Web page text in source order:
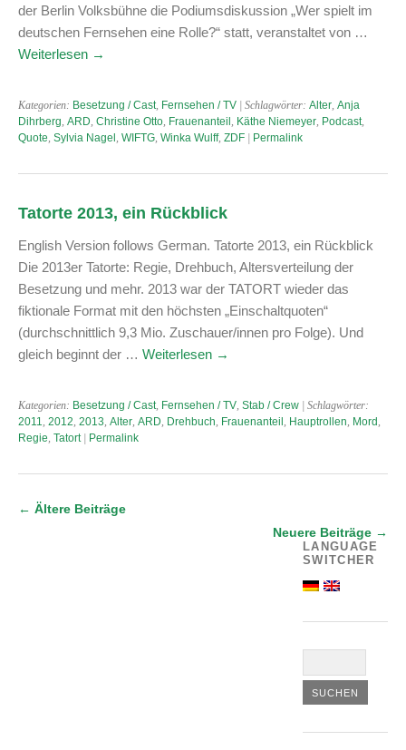
der Berlin Volksbühne die Podiumsdiskussion „Wer spielt im
deutschen Fernsehen eine Rolle?“ statt, veranstaltet von …
Weiterlesen →
Kategorien: Besetzung / Cast, Fernsehen / TV | Schlagwörter: Alter, Anja
Dihrberg, ARD, Christine Otto, Frauenanteil , Käthe Niemeyer, Podcast,
Quote, Sylvia Nagel , WIFTG, Winka Wulff, ZDF Permalink
Tatorte 2013, ein Rückblick
English Version follows German. Tatorte 2013, ein Rückblick
Die 2013er Tatorte: Regie, Drehbuch, Altersverteilung der
Besetzung und mehr. 2013 war der TATORT wieder das
fiktionale Format mit den höchsten „Einschaltquoten“
(durchschnittlich 9,3 Mio. Zuschauer/innen pro Folge). Und
gleich beginnt der … Weiterlesen →
Kategorien: Besetzung / Cast, Fernsehen / TV, Stab / Crew | Schlagwörter:
2011, 2012, 2013, Alter, ARD, Drehbuch, Frauenanteil , Hauptrollen, Mord ,
Regie, Tatort| Permalink
← Ältere Beiträge
Neuere Beiträge →
LANGUAGE
SWITCHER